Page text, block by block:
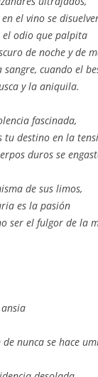
el vino se
el odio que palpita
de noche y de
cuando el
y la aniquila.
fascinada,
tu destino en la
duros se
de sus limos,
es la pasión
ser el fulgor de la
de nunca se hace